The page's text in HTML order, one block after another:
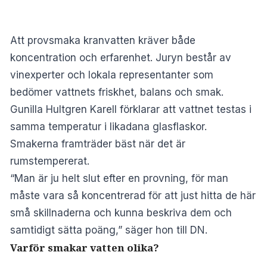
Att provsmaka kranvatten kräver både
koncentration och erfarenhet. Juryn består av
vinexperter och lokala representanter som
bedömer vattnets friskhet, balans och smak.
Gunilla Hultgren Karell förklarar att vattnet testas i
samma temperatur i likadana glasflaskor.
Smakerna framträder bäst när det är
rumstempererat.
“Man är ju helt slut efter en provning, för man
måste vara så koncentrerad för att just hitta de här
små skillnaderna och kunna beskriva dem och
samtidigt sätta poäng,” säger hon till DN.
Varför smakar vatten olika?